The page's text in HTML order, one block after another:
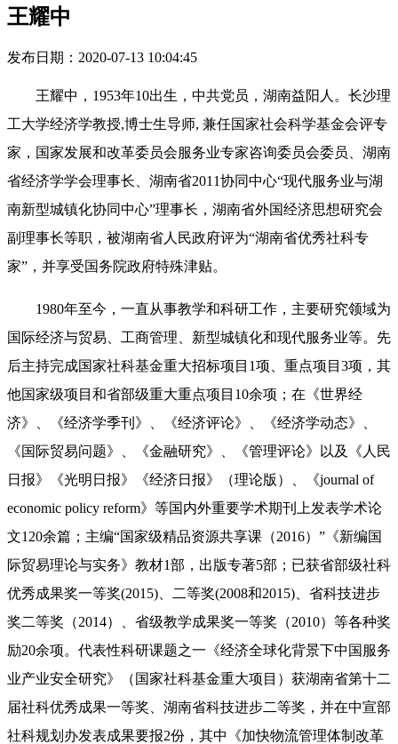
王耀中
发布日期：2020-07-13 10:04:45
王耀中， 1953年10出生，中共党员，湖南益阳人。长沙理
工大学经济学教授,博士生导师, 兼任国家社会科学基金会评专
家，国家发展和改革委员会服务业专家咨询委员会委员、湖南
省经济学学会理事长、湖南省2011协同中心“现代服务业与湖
南新型城镇化协同中心”理事长，湖南省外国经济思想研究会
副理事长等职，被湖南省人民政府评为“湖南省优秀社科专
家”，并享受国务院政府特殊津贴。
1980年至今，一直从事教学和科研工作，主要研究领域为
国际经济与贸易、工商管理、新型城镇化和现代服务业等。先
后主持完成国家社科基金重大招标项目1项、重点项目3项，其
他国家级项目和省部级重大重点项目10余项；在《世界经
济》、《经济学季刊》、《经济评论》、《经济学动态》、
《国际贸易问题》、《金融研究》、《管理评论》以及《人民
日报》《光明日报》《经济日报》（理论版）、《journal of
economic policy reform》等国内外重要学术期刊上发表学术论
文120余篇；主编“国家级精品资源共享课（2016）”《新编国
际贸易理论与实务》教材1部，出版专著5部；已获省部级社科
优秀成果奖一等奖(2015)、二等奖(2008和2015)、省科技进步
奖二等奖（2014）、省级教学成果奖一等奖（2010）等各种奖
励20余项。代表性科研课题之一《经济全球化背景下中国服务
业产业安全研究》（国家社科基金重大项目）获湖南省第十二
届社科优秀成果一等奖、湖南省科技进步二等奖，并在中宣部
社科规划办发表成果要报2份，其中《加快物流管理体制改革